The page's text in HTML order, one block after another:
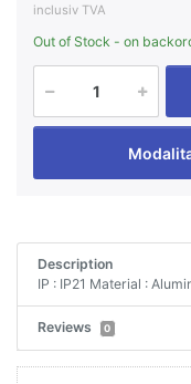
inclusiv TVA
Out of Stock - on
Description
IP : IP21 Material :
Reviews 0